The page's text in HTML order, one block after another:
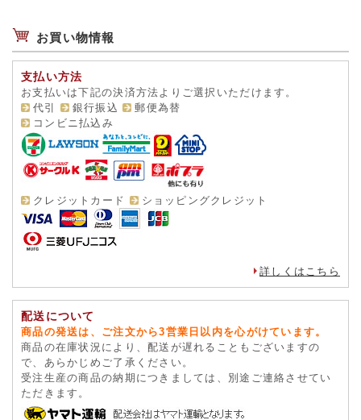
お買い物情報
支払い方法
お支払いは下記の決済方法よりご選択いただけます。
代引
銀行振込
郵便為替
コンビニ払込み
クレジットカード ショッピングクレジット
詳しくはこちら
配送について
商品の発送は、ご注文から3営業日以内を心がけています。
商品の在庫状況により、配送が遅れることもございますの
で、あらかじめご了承ください。
受注生産の商品の納期につきましては、別途ご連絡させてい
ただきます。